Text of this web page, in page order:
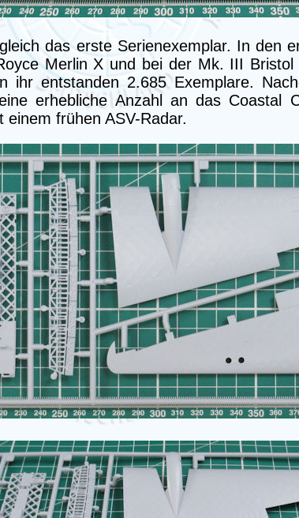
das erste Serienexemplar. In den
Merlin X und bei der Mk. III
ihr entstanden 2.685 Exemplare.
erhebliche Anzahl an das
frühen ASV-Radar.